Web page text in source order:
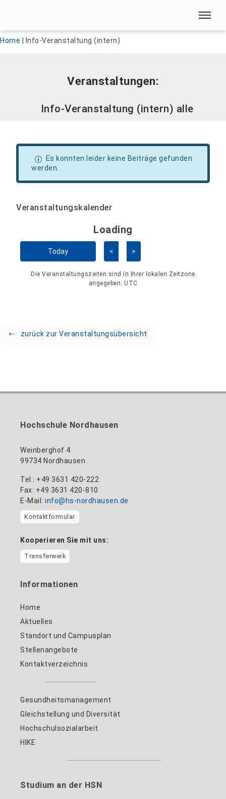
Home | Info-Veranstaltung (intern)
Veranstaltungen:
Info-Veranstaltung (intern) alle
Es konnten leider keine Beiträge gefunden
werden.
Veranstaltungskalender
Kalender überspringen
Loading - current view is
Loading
Today < >
Die Veranstaltungszeiten sind in Ihrer lokalen Zeitzone
angegeben: UTC
zurück zur Veranstaltungsübersicht
Hochschule Nordhausen
Weinberghof 4
99734 Nordhausen
Tel.: +49 3631 420-222
Fax: +49 3631 420-810
E-Mail: info@hs-nordhausen.de
Kontaktformular
Kooperieren Sie mit uns:
Transferwerk
Informationen
Home
Aktuelles
Standort und Campusplan
Stellenangebote
Kontaktverzeichnis
Gesundheitsmanagement
Gleichstellung und Diversität
Hochschulsozialarbeit
HIKE
Studium an der HSN